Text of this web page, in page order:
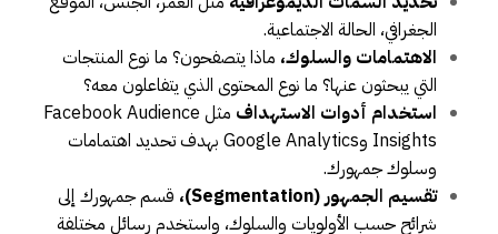
الجغرافي، الحالة الاجتماعية.
الاهتمامات والسلوك، ماذا يتصفحون؟ ما نوع المنتجات
التي يبحثون عنها؟ ما نوع المحتوى الذي يتفاعلون معه؟
استخدام أدوات الاستهداف
مثل Facebook Audience
Insights وGoogle Analytics بهدف تحديد اهتمامات
وسلوك جمهورك.
تقسيم الجمهور (Segmentation)،
قسم جمهورك إلى
شرائح حسب الأولويات والسلوك، واستخدم رسائل مختلفة